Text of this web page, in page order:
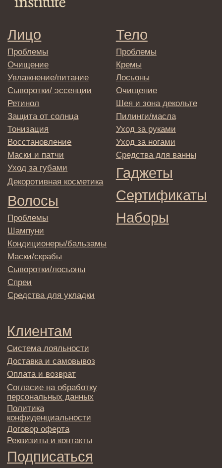
Реквизиты и контакты
E-mail
Отправляя адрес электронной почты
вы соглашаетесь с политикой в отношении
обработки персональных данных